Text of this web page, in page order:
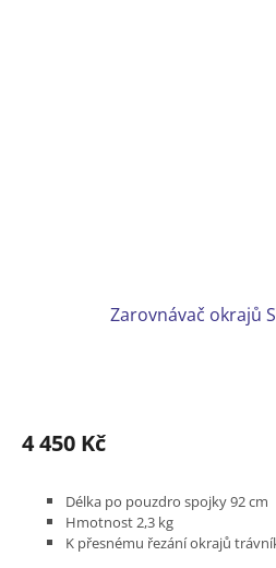
Zarovnávač okrajů
4 450 Kč
Délka po pouzdro spojky 92 cm
Hmotnost 2,3 kg
K přesnému řezání okrajů